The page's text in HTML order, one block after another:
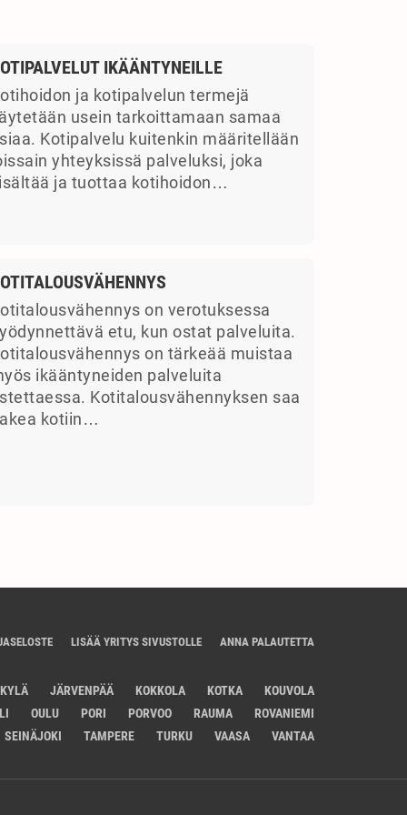
IKÄÄNTYNEILLE
ja kotipalvelun termejä
usein tarkoittamaan samaa
Kotipalvelu kuitenkin määritellään
yhteyksissä palveluksi, joka
ja tuottaa kotihoidon…
on verotuksessa
etu, kun ostat palveluita.
on tärkeää muistaa
ikääntyneiden palveluita
Kotitalousvähennyksen saa
kotiin…
LISÄÄ YRITYS SIVUSTOLLE ANNA PALAUTETTA
JÄRVENPÄÄ KOKKOLA KOTKA
KOUVOLA
OULU PORI PORVOO RAUMA
ROVANIEMI
SEINÄJOKI TAMPERE TURKU VAASA VANTAA